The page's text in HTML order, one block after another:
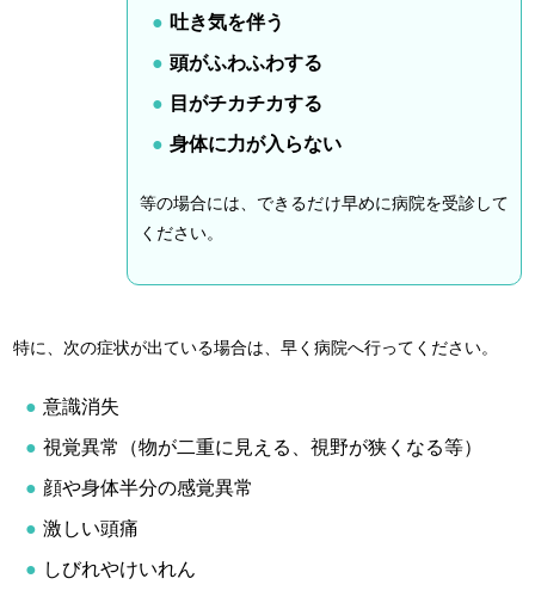
吐き気を伴う
頭がふわふわする
目がチカチカする
身体に力が入らない
等の場合には、できるだけ早めに病院を受診して
ください。
特に、次の症状が出ている場合は、早く病院へ行ってください。
意識消失
視覚異常（物が二重に見える、視野が狭くなる等）
顔や身体半分の感覚異常
激しい頭痛
しびれやけいれん